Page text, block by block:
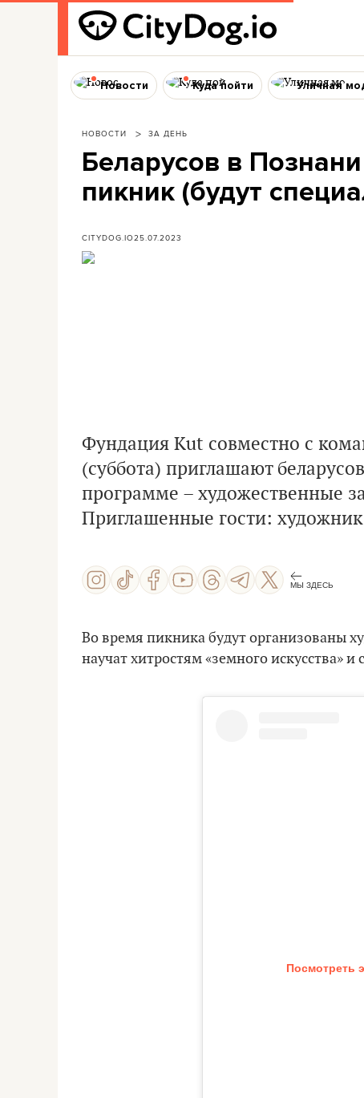
Новости Куда пойти Уличная
НОВОСТИ ЗА ДЕНЬ
Беларусов в
пикник (будут
CITYDOG.IO25.07.2023
Фундация Kut совместно с
(суббота) приглашают
программе – художественные
Приглашенные гости:
МЫ ЗДЕСЬ
Во время пикника будут организованы
научат хитростям «земного искусства»
Посмотреть